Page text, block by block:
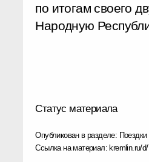
по итогам своего
Народную
Статус материала
Опубликован в разделе: Поездки
Ссылка на материал: kremlin.ru/